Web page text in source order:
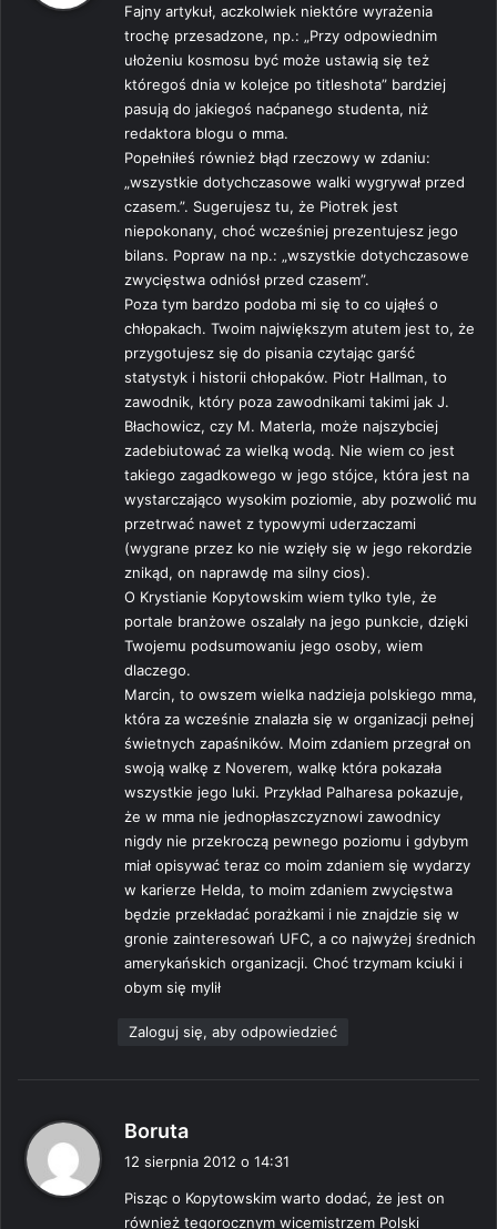
z
e
:
Fajny artykuł, aczkolwiek niektóre wyrażenia
trochę przesadzone, np.: „Przy odpowiednim
ułożeniu kosmosu być może ustawią się też
któregoś dnia w kolejce po titleshota” bardziej
pasują do jakiegoś naćpanego studenta, niż
redaktora blogu o mma.
Popełniłeś również błąd rzeczowy w zdaniu:
„wszystkie dotychczasowe walki wygrywał przed
czasem.”. Sugerujesz tu, że Piotrek jest
niepokonany, choć wcześniej prezentujesz jego
bilans. Popraw na np.: „wszystkie dotychczasowe
zwycięstwa odniósł przed czasem”.
Poza tym bardzo podoba mi się to co ująłeś o
chłopakach. Twoim największym atutem jest to, że
przygotujesz się do pisania czytając garść
statystyk i historii chłopaków. Piotr Hallman, to
zawodnik, który poza zawodnikami takimi jak J.
Błachowicz, czy M. Materla, może najszybciej
zadebiutować za wielką wodą. Nie wiem co jest
takiego zagadkowego w jego stójce, która jest na
wystarczająco wysokim poziomie, aby pozwolić mu
przetrwać nawet z typowymi uderzaczami
(wygrane przez ko nie wzięły się w jego rekordzie
znikąd, on naprawdę ma silny cios).
O Krystianie Kopytowskim wiem tylko tyle, że
portale branżowe oszalały na jego punkcie, dzięki
Twojemu podsumowaniu jego osoby, wiem
dlaczego.
Marcin, to owszem wielka nadzieja polskiego mma,
która za wcześnie znalazła się w organizacji pełnej
świetnych zapaśników. Moim zdaniem przegrał on
swoją walkę z Noverem, walkę która pokazała
wszystkie jego luki. Przykład Palharesa pokazuje,
że w mma nie jednopłaszczyznowi zawodnicy
nigdy nie przekroczą pewnego poziomu i gdybym
miał opisywać teraz co moim zdaniem się wydarzy
w karierze Helda, to moim zdaniem zwycięstwa
będzie przekładać porażkami i nie znajdzie się w
gronie zainteresowań UFC, a co najwyżej średnich
amerykańskich organizacji. Choć trzymam kciuki i
obym się mylił
Zaloguj się, aby odpowiedzieć
Boruta
z
12 sierpnia 2012 o 14:31
Pisząc o Kopytowskim warto dodać, że jest on
również tegorocznym wicemistrzem Polski